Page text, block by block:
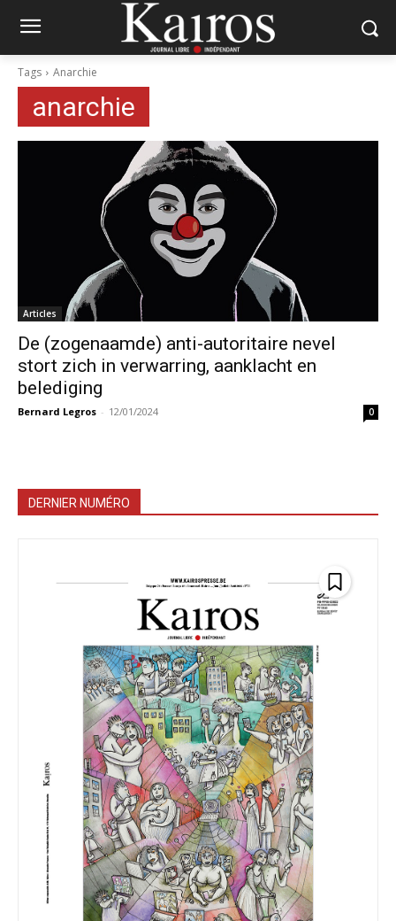
Tags Anarchie
anarchie
Articles
De (zogenaamde) anti-autoritaire nevel
stort zich in verwarring, aanklacht en
belediging
Bernard Legros - 12/01/2024 0
DERNIER NUMÉRO